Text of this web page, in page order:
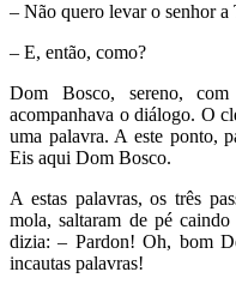
– Não quero levar o senhor
– E, então, como?
Dom Bosco, sereno,
acompanhava o diálogo. O
uma palavra. A este ponto,
Eis aqui Dom Bosco.
A estas palavras, os três
mola, saltaram de pé
dizia: – Pardon! Oh, bom
incautas palavras!